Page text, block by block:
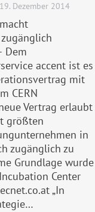
19. Dezember 2014
Dem
accent ist es
mit
CERN
Vertrag erlaubt
größten
in
zugänglich zu
Grundlage wurde
Center
„In